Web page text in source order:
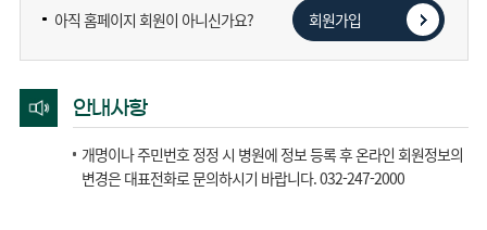
아직 홈페이지 회원이 아니신가요? 회원가입
안내사항
개명이나 주민번호 정정 시 병원에 정보 등록 후 온라인 회원정보의
변경은 대표전화로 문의하시기 바랍니다. 032-247-2000